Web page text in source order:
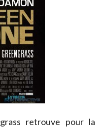
retrouve pour la